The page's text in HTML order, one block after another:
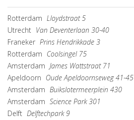
Rotterdam Lloydstraat 5
Utrecht Van Deventerlaan 30-40
Franeker Prins Hendrikkade 3
Rotterdam Coolsingel 75
Amsterdam James Wattstraat 71
Apeldoorn Oude Apeldoornseweg 41-45
Amsterdam Buikslotermeerplein 430
Amsterdam Science Park 301
Delft Delftechpark 9